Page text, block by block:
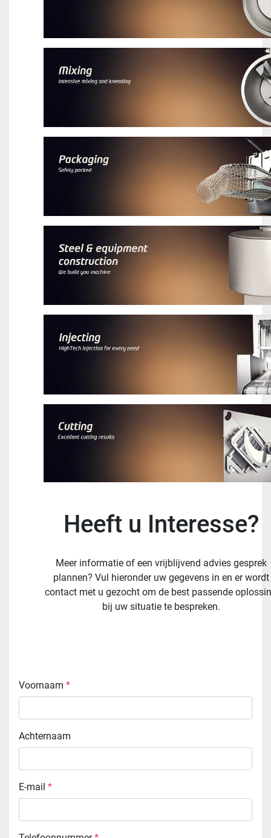
Heeft u Interesse?
Meer informatie of een vrijblijvend advies gesprek
plannen? Vul hieronder uw gegevens in en er wordt
contact met u gezocht om de best passende
bij uw situatie te bespreken.
Voornaam *
Achternaam
E-mail *